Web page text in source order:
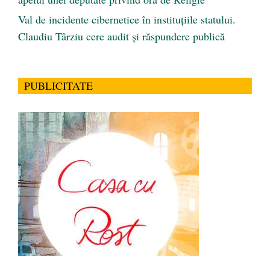
Val de incidente cibernetice în instituțiile statului.
Claudiu Târziu cere audit și răspundere publică
PUBLICITATE